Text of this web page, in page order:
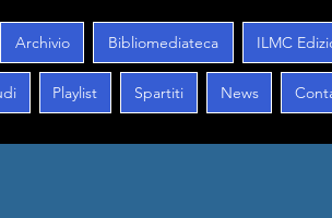
Archivio Bibliomediateca ILMC
Playlist Spartiti News